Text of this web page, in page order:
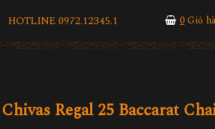
HOTLINE 0972.12345.1 0Giỏ
Regal 25 Baccarat